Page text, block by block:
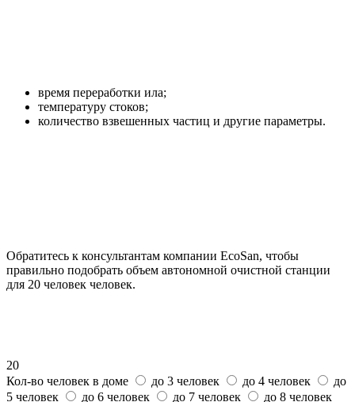
время переработки ила;
температуру стоков;
количество взвешенных частиц и другие параметры.
Обратитесь к консультантам компании EcoSan, чтобы
правильно подобрать объем автономной очистной станции
для 20 человек человек.
20
Кол-во человек в доме
до 3 человек до 4 человек
до
5 человек
до 6 человек до 7 человек
до 8 человек